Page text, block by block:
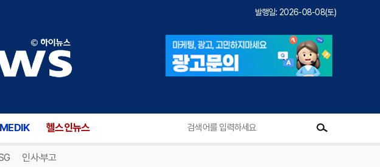
발행일: 2026-08-08(토)
MEDIK 헬스인뉴스
인사·부고